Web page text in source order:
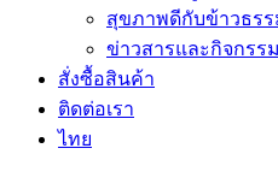
สุขภาพดีกับข้าวธรร
ข่าวสารและกิจกรรม
สั่งซื้อสินค้า
ติดต่อเรา
ไทย